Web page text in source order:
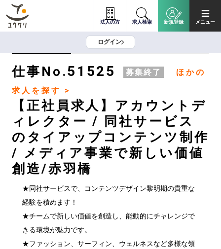
法人の方 求人検索 新規登録 メニュー
ログイン
仕事No.51525 募集終了
ほかの
求人を探す >
【正社員求人】アカウントデ
ィレクター / 同社サービス
のタイアップコンテンツ制作
/ メディア事業で新しい価値
創造/赤羽橋
★同社サービスで、コンテンツデザイン黎明期の貴重な
経験を積めます！
★チームで新しい価値を創造し、能動的にチャレンジで
きる環境が魅力です。
★ファッション、サーフィン、ウェルネスなど多様な領